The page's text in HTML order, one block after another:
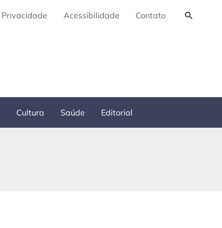
Privacidade Acessibilidade Contato
Cultura Saúde Editorial